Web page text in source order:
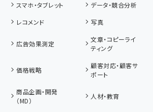
スマホ・タブレット
データ・競合分析
レコメンド
写真
広告効果測定
文章・コピーライ
ティング
価格戦略
顧客対応・顧客サ
ポート
商品企画・開発
（MD）
人材・教育